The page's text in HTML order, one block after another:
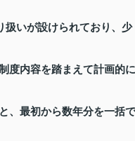
扱いが設けられており、少
度内容を踏まえて計画的に
、最初から数年分を一括で